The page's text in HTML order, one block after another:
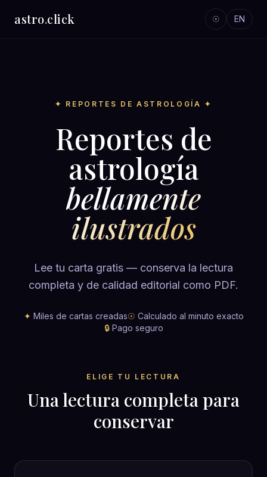
astro.click ☉ EN
✦ REPORTES DE ASTROLOGÍA ✦
Reportes de
astrología
bellamente
ilustrados
Lee tu carta gratis — conserva la lectura
completa y de calidad editorial como PDF.
✦ Miles de cartas creadas☉ Calculado al minuto exacto
🔒Pago seguro
ELIGE TU LECTURA
Una lectura completa para
conservar